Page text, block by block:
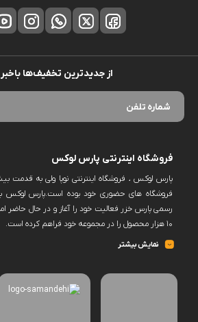
از جدیدترین تخفیف‌ها
فروشگاه اینترنتی پارس لوکس
پارس لوکس ، فروشگاه اینترنتی نوپا ولی به قدمت
فروشگاه های حضوری خود بوده است.پارس لوکس به
رسمی پارس خزر فعالیت خود را آغاز و در حال حاضر
۱۰ هزار محصول را در مجموعه خود فراهم کرده است.
پارس لوکس اکنون فروش حضوری ندارد و کلیه
حضوری تحویل گرفت.به یاری شما این امکان وجود
نمایش بیشتر